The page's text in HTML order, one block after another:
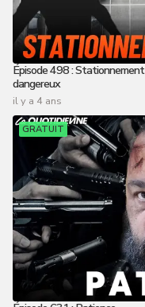
Épisode 498 : Stationnement
dangereux
il y a 4 ans
GRATUIT